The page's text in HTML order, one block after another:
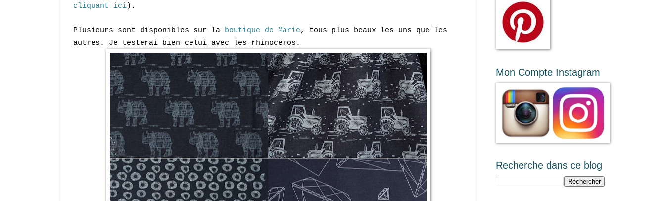
cliquant ici).
Plusieurs sont disponibles sur la boutique de Marie, tous plus beaux les uns que les
autres. Je testerai bien celui avec les rhinocéros.
Mon Compte Instagram
Recherche dans ce blog